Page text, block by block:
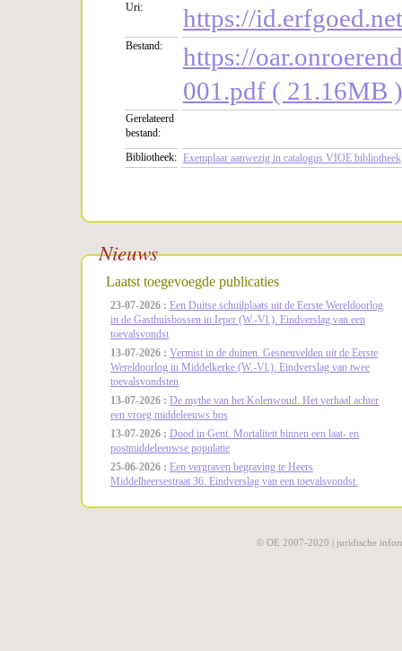
Uri: https://
Bestand:
https://
001.pdf ( 21.16MB )
Gerelateerd
bestand:
Bibliotheek: Exemplaar aanwezig in catalogus VIOE bibliotheek
Nieuws
Laatst toegevoegde publicaties
23-07-2026 : Een Duitse schuilplaats uit de Eerste Wereldoorlog
in de Gasthuisbossen in Ieper (W.-Vl.). Eindverslag van een
toevalsvondst
13-07-2026 : Vermist in de duinen. Gesneuvelden uit de Eerste
Wereldoorlog in Middelkerke (W.-Vl.). Eindverslag van twee
toevalsvondsten
13-07-2026 : De mythe van het Kolenwoud. Het verhaal achter
een vroeg middeleeuws bos
13-07-2026 : Dood in Gent. Mortaliteit binnen een laat- en
postmiddeleeuwse populatie
25-06-2026 : Een vergraven begraving te Heers
Middelheersestraat 36. Eindverslag van een toevalsvondst.
© OE 2007-2020 | juridische